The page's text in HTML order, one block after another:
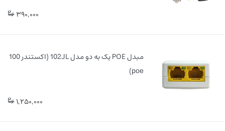
390,000
مبدل POE یک به دو مدل 102JL (اکستندر 100
poe)
1,250,000